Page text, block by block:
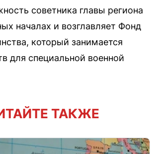
советника главы региона
началах и возглавляет Фонд
который занимается
для специальной военной
ТАКЖЕ